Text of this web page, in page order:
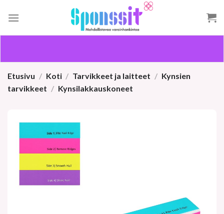
Etusivu / Koti / Tarvikkeet ja laitteet / Kynsien
tarvikkeet / Kynsilakkauskoneet